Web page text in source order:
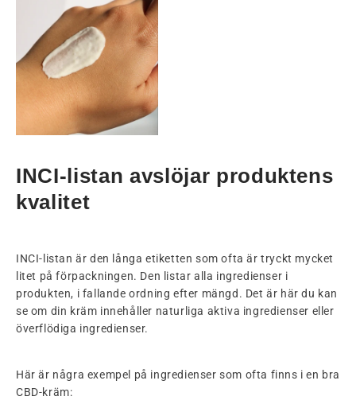
INCI-listan avslöjar produktens
kvalitet
INCI-listan är den långa etiketten som ofta är tryckt mycket
litet på förpackningen. Den listar alla ingredienser i
produkten, i fallande ordning efter mängd. Det är här du kan
se om din kräm innehåller naturliga aktiva ingredienser eller
överflödiga ingredienser.
Här är några exempel på ingredienser som ofta finns i en bra
CBD-kräm: